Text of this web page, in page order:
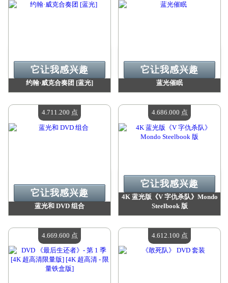
约翰·威克合奏团 [蓝光]
现有数量：4
它让我感兴趣
蓝光催眠
现有数量：4
它让我感兴趣
蓝光和 DVD 组合
现有数量：4
它让我感兴趣
4.711.200 点
4K 蓝光版《V 字仇杀队》Mondo
Steelbook 版
现有数量：4
它让我感兴趣
4.686.000 点
4.669.600 点 4.612.100 点